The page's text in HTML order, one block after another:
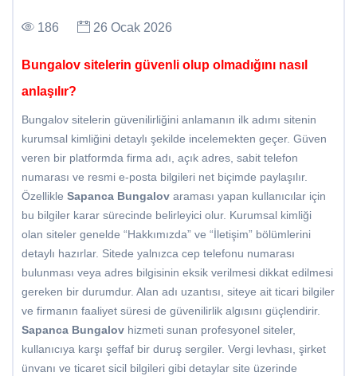
186 26 Ocak 2026
Bungalov sitelerin güvenli olup olmadığını nasıl
anlaşılır?
Bungalov sitelerin güvenilirliğini anlamanın ilk adımı sitenin
kurumsal kimliğini detaylı şekilde incelemekten geçer. Güven
veren bir platformda firma adı, açık adres, sabit telefon
numarası ve resmi e-posta bilgileri net biçimde paylaşılır.
Özellikle Sapanca Bungalov araması yapan kullanıcılar için
bu bilgiler karar sürecinde belirleyici olur. Kurumsal kimliği
olan siteler genelde “Hakkımızda” ve “İletişim” bölümlerini
detaylı hazırlar. Sitede yalnızca cep telefonu numarası
bulunması veya adres bilgisinin eksik verilmesi dikkat edilmesi
gereken bir durumdur. Alan adı uzantısı, siteye ait ticari bilgiler
ve firmanın faaliyet süresi de güvenilirlik algısını güçlendirir.
Sapanca Bungalov hizmeti sunan profesyonel siteler,
kullanıcıya karşı şeffaf bir duruş sergiler. Vergi levhası, şirket
ünvanı ve ticaret sicil bilgileri gibi detaylar site üzerinde